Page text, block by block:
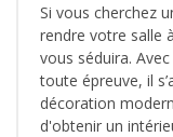
Si vous cherchez
rendre votre salle
vous séduira.
toute épreuve, il
décoration
d'obtenir un